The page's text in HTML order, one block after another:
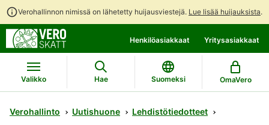
Verohallinnon nimissä on lähetetty huijausviestejä. Lue lisää huijauksista.
suoraan
sisältöön
koko
sivuston
hakuun
Henkilöasiakkaat Yritysasiakkaat
Valikko Hae Suomeksi OmaVero
Verohallinto Uutishuone
Lehdistötiedotteet